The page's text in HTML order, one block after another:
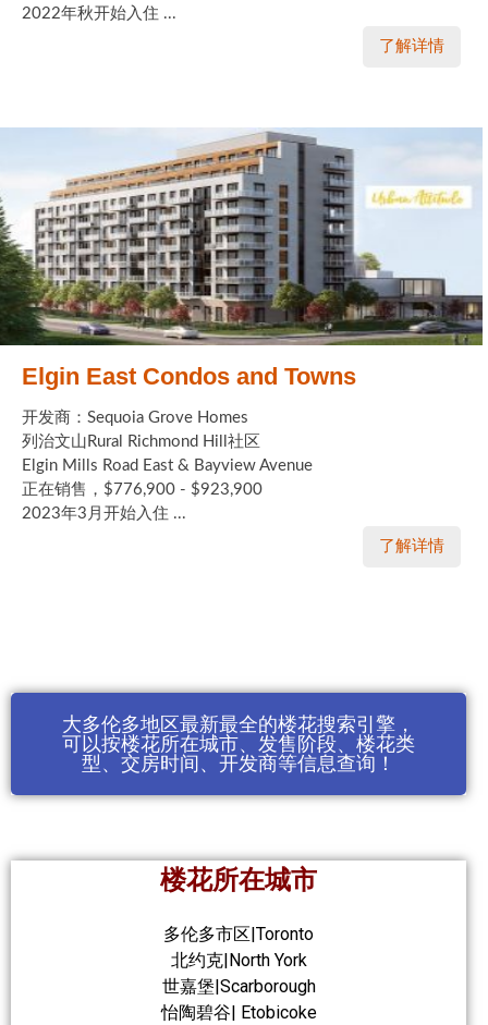
2022年秋开始入住 ...
了解详情
Elgin East Condos and Towns
开发商：Sequoia Grove Homes
列治文山Rural Richmond Hill社区
Elgin Mills Road East & Bayview Avenue
正在销售，$776,900 - $923,900
2023年3月开始入住 ...
了解详情
大多伦多地区最新最全的楼花搜索引擎，
可以按楼花所在城市、发售阶段、楼花类
型、交房时间、开发商等信息查询！
楼花所在城市
多伦多市区|Toronto
北约克|North York
世嘉堡|Scarborough
怡陶碧谷| Etobicoke